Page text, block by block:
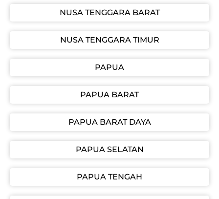
NUSA TENGGARA BARAT
NUSA TENGGARA TIMUR
PAPUA
PAPUA BARAT
PAPUA BARAT DAYA
PAPUA SELATAN
PAPUA TENGAH